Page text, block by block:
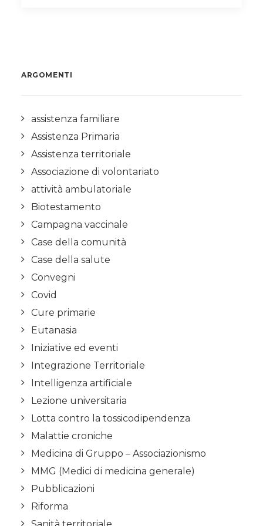
ARGOMENTI
assistenza familiare
Assistenza Primaria
Assistenza territoriale
Associazione di volontariato
attività ambulatoriale
Biotestamento
Campagna vaccinale
Case della comunità
Case della salute
Convegni
Covid
Cure primarie
Eutanasia
Iniziative ed eventi
Integrazione Territoriale
Intelligenza artificiale
Lezione universitaria
Lotta contro la tossicodipendenza
Malattie croniche
Medicina di Gruppo – Associazionismo
MMG (Medici di medicina generale)
Pubblicazioni
Riforma